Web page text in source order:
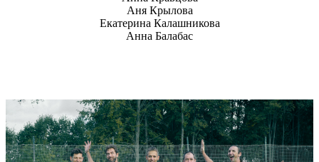
Аня Крылова
Екатерина Калашникова
Анна Балабас